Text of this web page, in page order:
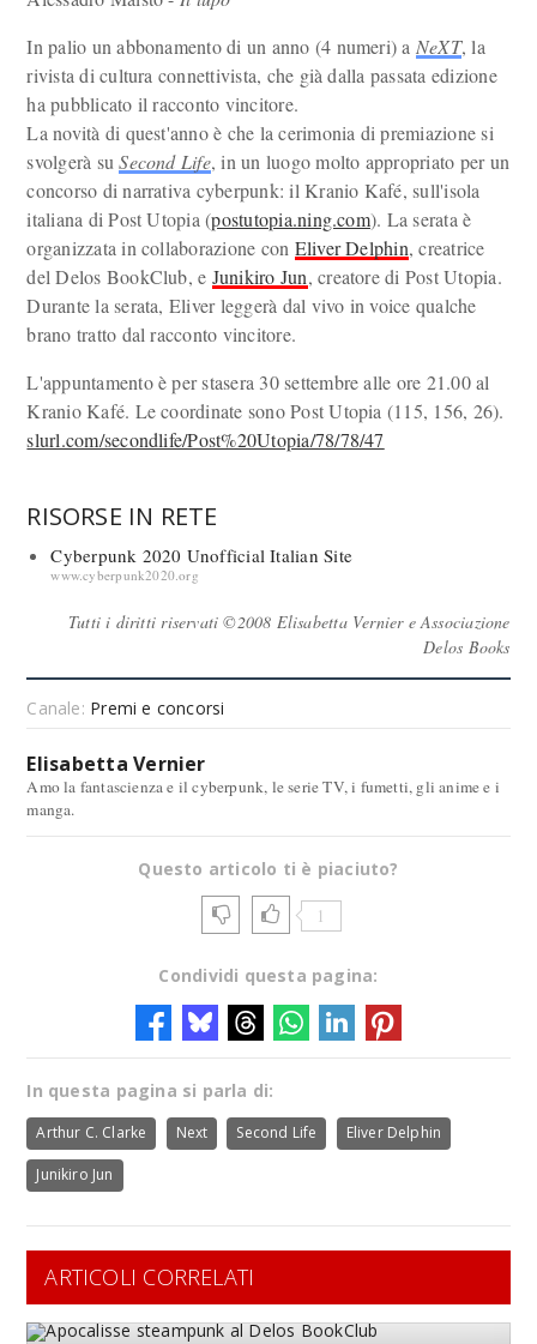
In palio un abbonamento di un anno (4 numeri) a NeXT, la
rivista di cultura connettivista, che già dalla passata edizione
ha pubblicato il racconto vincitore.
La novità di quest'anno è che la cerimonia di premiazione si
svolgerà suSecond Life, in un luogo molto appropriato per un
concorso di narrativa cyberpunk: il Kranio Kafé, sull'isola
italiana di Post Utopia (postutopia.ning.com). La serata è
organizzata in collaborazione con Eliver Delphin, creatrice
del Delos BookClub, e Junikiro Jun, creatore di Post Utopia.
Durante la serata, Eliver leggerà dal vivo in voice qualche
brano tratto dal racconto vincitore.
L'appuntamento è per stasera 30 settembre alle ore 21.00 al
Kranio Kafé. Le coordinate sono Post Utopia (115, 156, 26).
slurl.com/secondlife/Post%20Utopia/78/78/47
RISORSE IN RETE
Cyberpunk 2020 Unofficial Italian Site
www.cyberpunk2020.org
Tutti i diritti riservati ©2008 Elisabetta Vernier e Associazione
Delos Books
Canale: Premi e concorsi
Elisabetta Vernier
Amo la fantascienza e il cyberpunk, le serie TV, i fumetti, gli anime e i
manga.
Questo articolo ti è piaciuto?
1
Condividi questa pagina:
In questa pagina si parla di:
Arthur C. Clarke Next Second Life Eliver Delphin
Junikiro Jun
ARTICOLI CORRELATI